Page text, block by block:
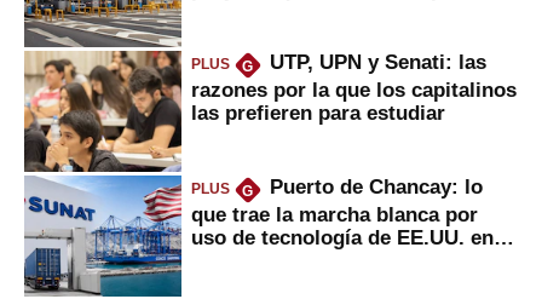
PLUS G
UTP, UPN y Senati: las
razones por la que los capitalinos
las prefieren para estudiar
PLUS G
Puerto de Chancay: lo
que trae la marcha blanca por
uso de tecnología de EE.UU. en